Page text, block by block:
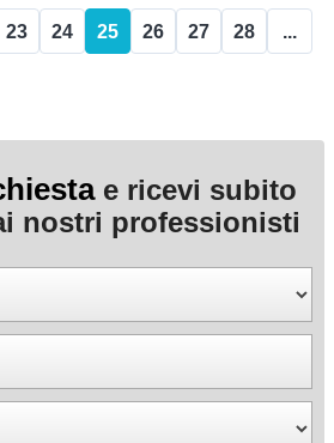
23 24 25 26 27 28 ...
e ricevi subito
nostri professionisti